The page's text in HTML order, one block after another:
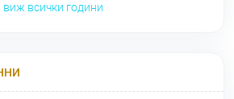
виж всички години